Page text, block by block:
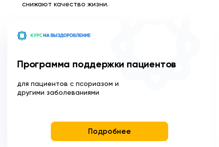
снижают качество жизни.
Программа поддержки пациентов
для пациентов с псориазом и
другими заболеваниями
Подробнее